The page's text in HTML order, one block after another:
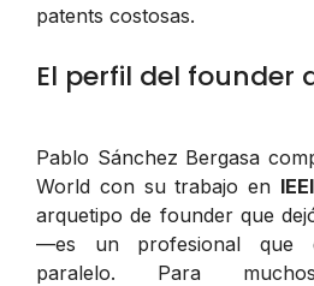
patents costosas.
El perfil del founder
Pablo Sánchez Bergasa
World con su trabajo en
arquetipo de founder que
—es un profesional que
paralelo. Para